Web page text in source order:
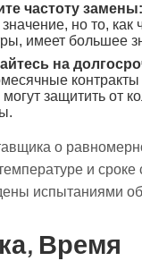
частоту замены:
но то, как
имеет большее
на
защитить от
о
и
испытаниями
Время